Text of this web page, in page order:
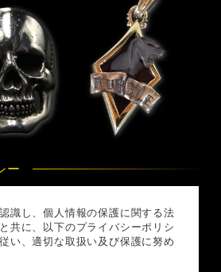
ー
識し、個人情報の保護に関する法
共に、以下のプライバシーポリシ
い、適切な取扱い及び保護に努め